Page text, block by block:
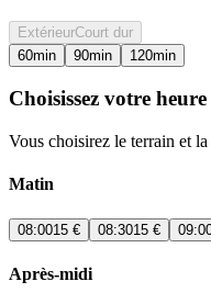
ExtérieurCourt dur
60min 90min 120min
Choisissez votre heure
Vous choisirez le terrain et la
Matin
08:0015 € 08:3015 €
Après-midi